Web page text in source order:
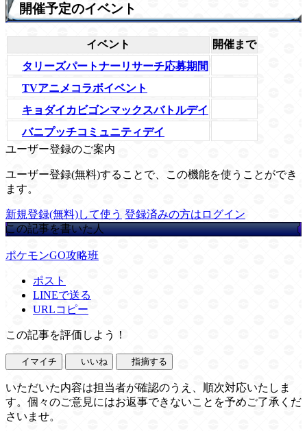
開催予定のイベント
イベント
開催まで
タリーズパートナーリサーチ応募期間
TVアニメコラボイベント
キョダイカビゴンマックスバトルデイ
バニプッチコミュニティデイ
ユーザー登録のご案内
ユーザー登録(無料)することで、この機能を使うことができ
ます。
新規登録(無料)して使う 登録済みの方はログイン
この記事を書いた人
ポケモンGO攻略班
ポスト
LINEで送る
URLコピー
この記事を評価しよう！
イマイチ いいね 指摘する
いただいた内容は担当者が確認のうえ、順次対応いたしま
す。個々のご意見にはお返事できないことを予めご了承くだ
さいませ。